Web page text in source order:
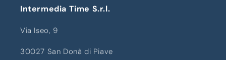
Intermedia Time S.r.l.
Via Iseo, 9
30027 San Donà di Piave